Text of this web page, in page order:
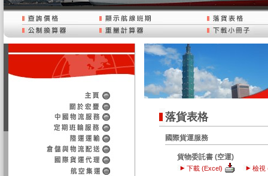
落貨表格
國際貨運服務
貨物委託書 (空運)
下載 (Excel) 檢視